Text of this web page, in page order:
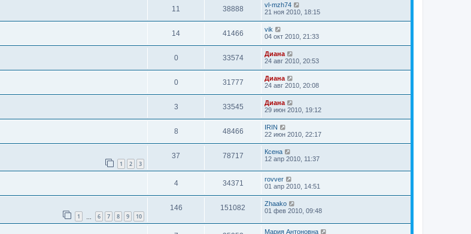
11 38888
vl-mzh74
21 ноя 2010, 18:15
14 41466
vik
04 окт 2010, 21:33
0 33574
Диана
24 авг 2010, 20:53
0 31777
Диана
24 авг 2010, 20:08
3 33545
Диана
29 июн 2010, 19:12
8 48466
IRIN
22 июн 2010, 22:17
1 2 3
37 78717
Ксена
12 апр 2010, 11:37
4 34371
rovver
01 апр 2010, 14:51
1 6 7 8 9 10
146 151082
Zhaako
01 фев 2010, 09:48
Мария Антоновна